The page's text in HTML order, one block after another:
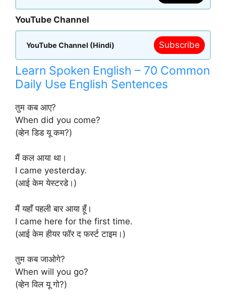
YouTube Channel
YouTube Channel (Hindi) Subscribe
Learn Spoken English – 70 Common
Daily Use English Sentences
तुम कब आए?
When did you come?
(व्हेन डिड यू कम?)
मैं कल आया था।
I came yesterday.
(आई केम येस्टरडे।)
मैं यहाँ पहली बार आया हूँ।
I came here for the first time.
(आई केम हीयर फॉर द फर्स्ट टाइम।)
तुम कब जाओगे?
When will you go?
(व्हेन विल यू गो?)